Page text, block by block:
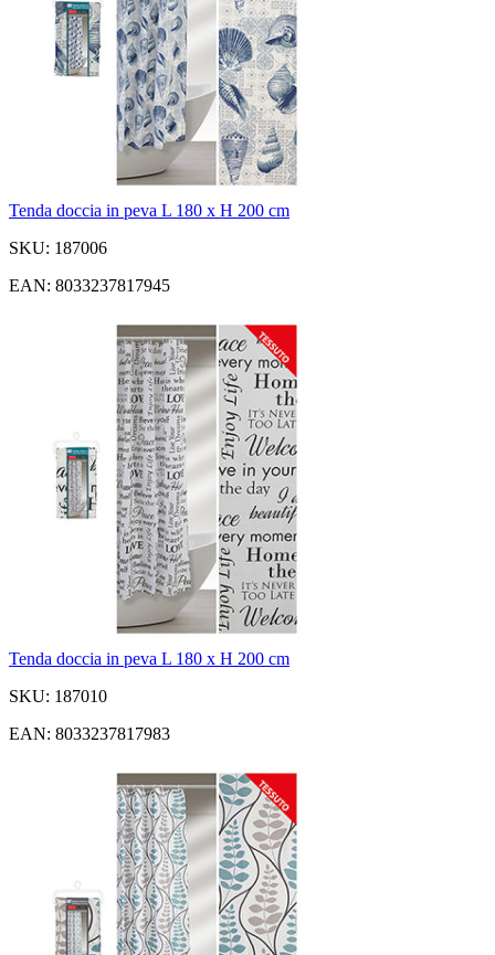
Tenda doccia in peva L 180 x H 200 cm
SKU: 187006
EAN: 8033237817945
Tenda doccia in peva L 180 x H 200 cm
SKU: 187010
EAN: 8033237817983